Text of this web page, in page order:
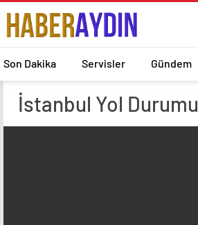
Son Dakika Servisler Gündem
İstanbul Yol Durumu